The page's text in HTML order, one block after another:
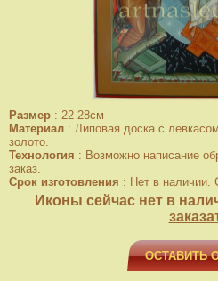
Размер : 22-28см
Материал : Липовая доска с
золото.
Технология : Возможно написание
заказ.
Срок изготовления : Нет в наличии.
Иконы сейчас нет в
ОСТАВИТЬ